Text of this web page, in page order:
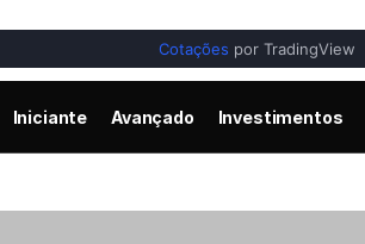
Cotações por TradingView
Iniciante Avançado Investimentos